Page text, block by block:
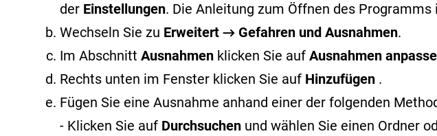
der Einstellungen. Die Anleitung zum Öffnen des Programms
Wechseln Sie zu Erweitert → Gefahren und Ausnahmen.
Im Abschnitt Ausnahmen klicken Sie auf Ausnahmen
Rechts unten im Fenster klicken Sie auf Hinzufügen .
Fügen Sie eine Ausnahme anhand einer der folgenden
- Klicken Sie auf Durchsuchen und wählen Sie einen Ordner